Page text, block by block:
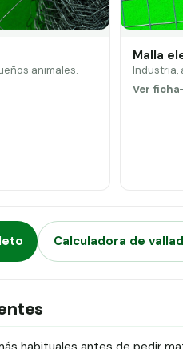
animales.
Malla
Industria,
Ver ficha
Calculadora de